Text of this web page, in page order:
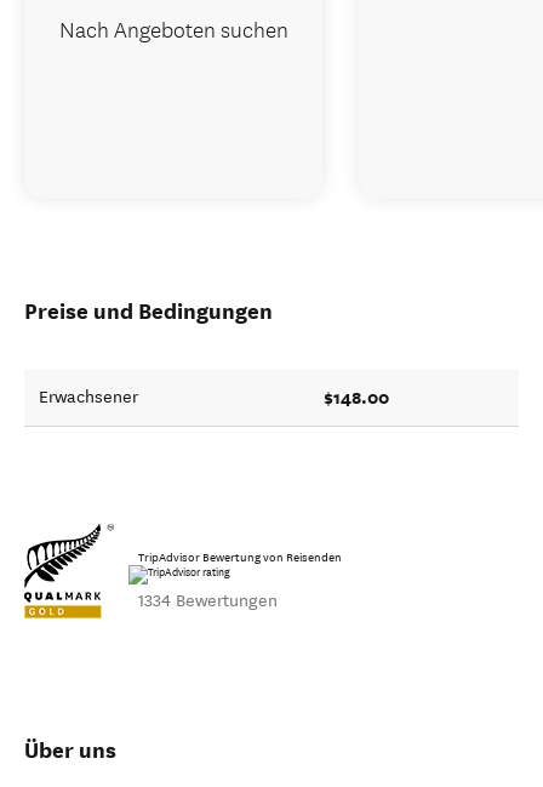
Preise und Bedingungen
Erwachsener $148.00
TripAdvisor Bewertung von Reisenden
1334 Bewertungen
Über uns
Nach Angeboten suchen